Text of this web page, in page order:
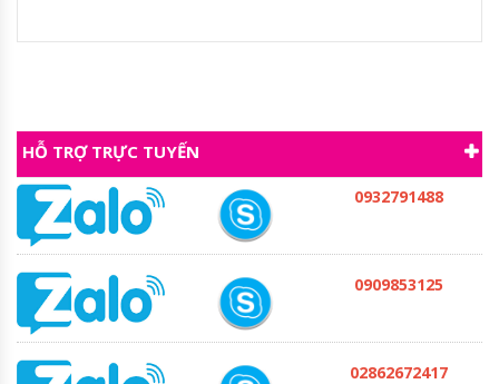
HỖ TRỢ TRỰC TUYẾN
0932791488
0909853125
02862672417